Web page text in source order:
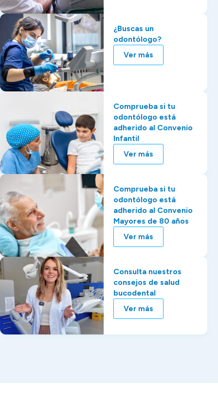
¿Buscas un
odontólogo?
Ver más
Comprueba si tu
odontólogo está
adherido al Convenio
Infantil
Ver más
Comprueba si tu
odontólogo está
adherido al Convenio
Mayores de 80 años
Ver más
Consulta nuestros
consejos de salud
bucodental
Ver más